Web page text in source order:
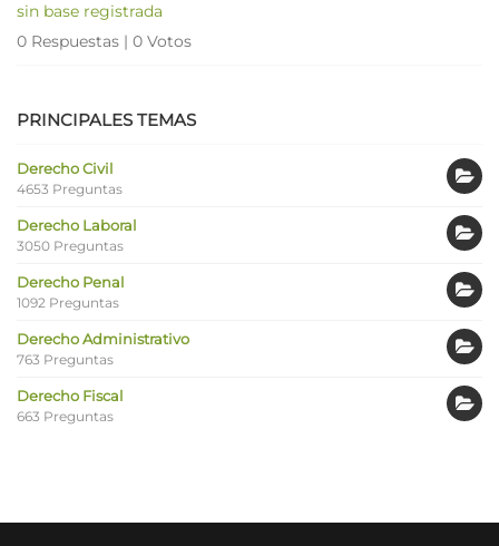
sin base registrada
0 Respuestas | 0 Votos
PRINCIPALES TEMAS
Derecho Civil
4653 Preguntas
Derecho Laboral
3050 Preguntas
Derecho Penal
1092 Preguntas
Derecho Administrativo
763 Preguntas
Derecho Fiscal
663 Preguntas